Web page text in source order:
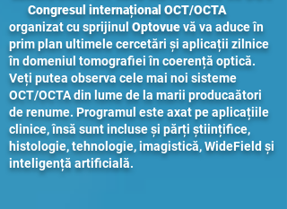
Congresul internațional OCT/OCTA
organizat cu sprijinul Optovuevă va aduce în
prim plan ultimele cercetări și aplicații zilnice
în domeniul tomografiei în coerență optică.
Veți putea observa cele mai noi sisteme
OCT/OCTA din lume de la marii producaători
de renume. Programul este axat pe aplicațiile
clinice, însă sunt incluse și părți științifice,
histologie, tehnologie, imagistică, WideField și
inteligență artificială.